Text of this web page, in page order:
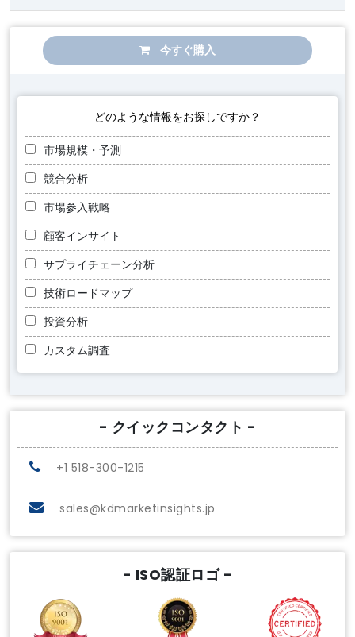
今すぐ購入
どのような情報をお探しですか？
市場規模・予測
競合分析
市場参入戦略
顧客インサイト
サプライチェーン分析
技術ロードマップ
投資分析
カスタム調査
- クイックコンタクト -
+1 518-300-1215
sales@kdmarketinsights.jp
- ISO認証ロゴ -